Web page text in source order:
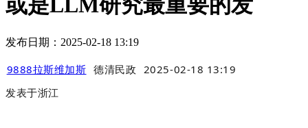
或是LLM研究最重要的发
发布日期：2025-02-18 13:19
9888拉斯维加斯 德清民政 2025-02-18 13:19
发表于浙江